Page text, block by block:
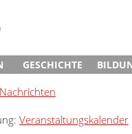
GESCHICHTE
Die
Gedenkstätte
Längere Projekte
Kooperationen
Führungen
Nachrichten
Veranstaltungskalender